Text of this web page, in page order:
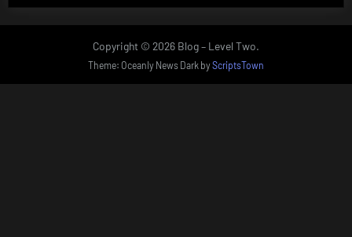
Copyright © 2026 Blog – Level Two.
Theme: Oceanly News Dark byScriptsTown